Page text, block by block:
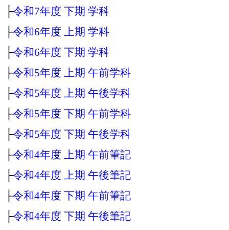
├令和7年度 下期 学科
├令和6年度 上期 学科
├令和6年度 下期 学科
├令和5年度 上期 午前学科
├令和5年度 上期 午後学科
├令和5年度 下期 午前学科
├令和5年度 下期 午後学科
├令和4年度 上期 午前筆記
├令和4年度 上期 午後筆記
├令和4年度 下期 午前筆記
├令和4年度 下期 午後筆記